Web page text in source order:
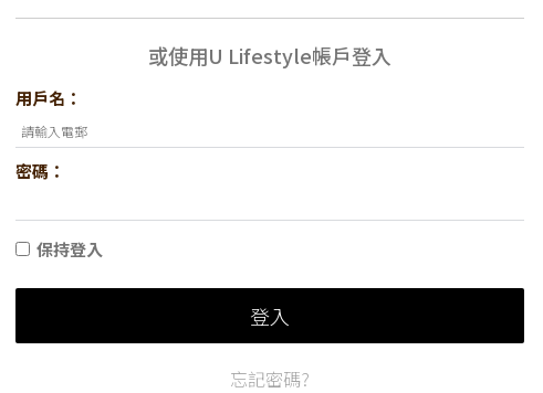
或使用U Lifestyle帳戶登入
用戶名：
密碼：
保持登入
登入
忘記密碼?